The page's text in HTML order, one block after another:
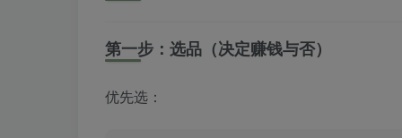
第一步：选品（决定赚钱与否）
优先选：